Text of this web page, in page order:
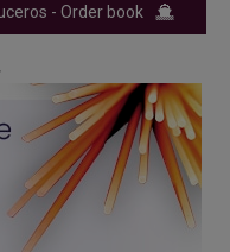
- Order book